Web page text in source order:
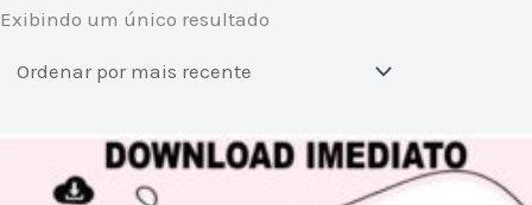
Exibindo um único resultado